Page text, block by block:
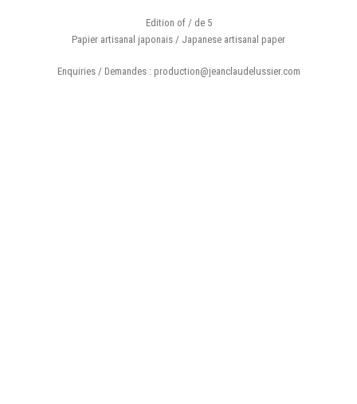
Edition of / de 5
Papier artisanal japonais / Japanese artisanal paper
Enquiries / Demandes : production@jeanclaudelussier.com